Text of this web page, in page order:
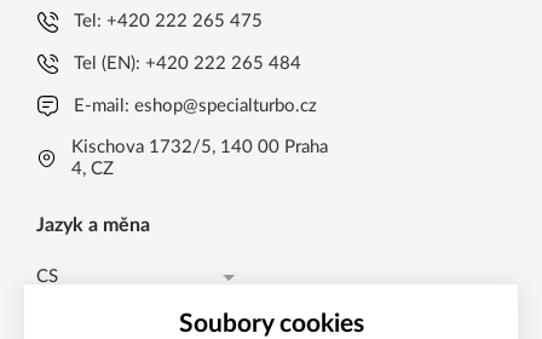
Tel:+420 222 265 475
Tel (EN):+420 222 265 484
E-mail:eshop@specialturbo.cz
Kischova 1732/5, 140 00 Praha
4, CZ
Jazyk a měna
CS
Česká koruna CZK (Kč)Soubory cookies